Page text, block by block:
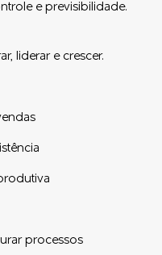
e previsibilidade.
liderar e crescer.
processos